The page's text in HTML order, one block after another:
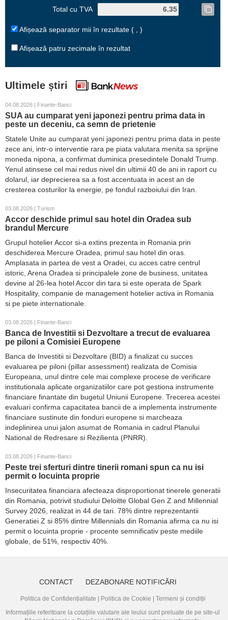
Total cu TVA
Afișează separator mii în rezultate ( , )
Afișează patru zecimale în rezultat
Ultimele știri
04.08.2026 | Finante-Banci
SUA au cumparat yeni japonezi pentru prima data in
peste un deceniu, ca semn de prietenie
Statele Unite au cumparat yeni japonezi pentru prima data in peste
zece ani, intr-o interventie rara pe piata valutara menita sa sprijine
moneda nipona, a confirmat duminica presedintele Donald Trump.
Yenul atinsese cel mai redus nivel din ultimii 40 de ani in raport cu
dolarul, iar deprecierea sa a fost accentuata in acest an de
cresterea costurilor la energie, pe fondul razboiului din Iran.
03.08.2026 | Turism
Accor deschide primul sau hotel din Oradea sub
brandul Mercure
Grupul hotelier Accor si-a extins prezenta in Romania prin
deschiderea Mercure Oradea, primul sau hotel din oras.
Amplasata in partea de vest a Oradei, cu acces catre centrul
istoric, Arena Oradea si principalele zone de business, unitatea
devine al 26-lea hotel Accor din tara si este operata de Spark
Hospitality, companie de management hotelier activa in Romania
si pe piete internationale.
03.08.2026 | Finante-Banci
Banca de Investitii si Dezvoltare a trecut de evaluarea
pe piloni a Comisiei Europene
Banca de Investitii si Dezvoltare (BID) a finalizat cu succes
evaluarea pe piloni (pillar assessment) realizata de Comisia
Europeana, unul dintre cele mai complexe procese de verificare
institutionala aplicate organizatiilor care pot gestiona instrumente
financiare finantate din bugetul Uniunii Europene. Trecerea acestei
evaluari confirma capacitatea bancii de a implementa instrumente
financiare sustinute din fonduri europene si marcheaza
indeplinirea unui jalon asumat de Romania in cadrul Planului
National de Redresare si Rezilienta (PNRR).
03.08.2026 | Finante-Banci
Peste trei sferturi dintre tinerii romani spun ca nu isi
permit o locuinta proprie
Insecuritatea financiara afecteaza disproportionat tinerele generatii
din Romania, potrivit studiului Deloitte Global Gen Z and Millennial
Survey 2026, realizat in 44 de tari. 78% dintre reprezentantii
Generatiei Z si 85% dintre Millennials din Romania afirma ca nu isi
permit o locuinta proprie - procente semnificativ peste mediile
globale, de 51%, respectiv 40%.
CONTACT DEZABONARE NOTIFICĂRI
Politica de Confidențialitate Politica de Cookie
Termeni și condiții
Informațiile referitoare la cotațiile valutare ale leului sunt preluate de pe site-ul